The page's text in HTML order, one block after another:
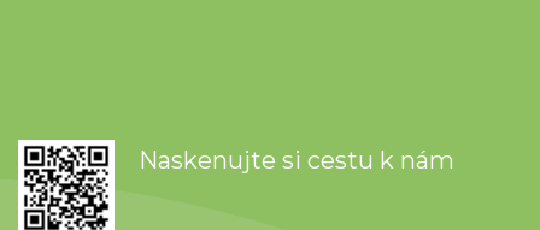
Naskenujte si cestu k nám